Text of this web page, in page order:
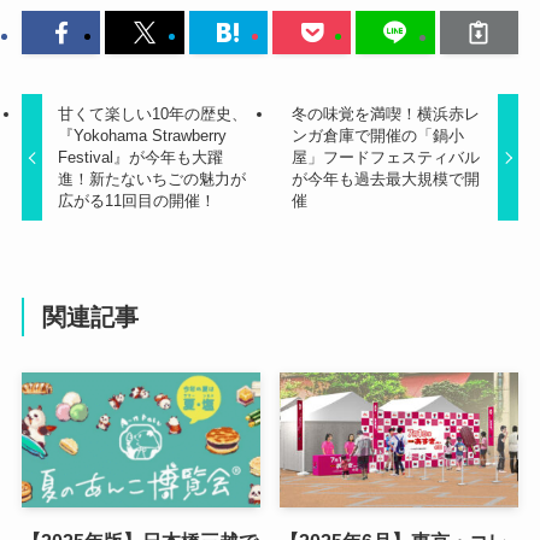
甘くて楽しい10年の歴史、
『Yokohama Strawberry
Festival』が今年も大躍
進！新たないちごの魅力が
広がる11回目の開催！
冬の味覚を満喫！横浜赤レ
ンガ倉庫で開催の「鍋小
屋」フードフェスティバル
が今年も過去最大規模で開
催
関連記事